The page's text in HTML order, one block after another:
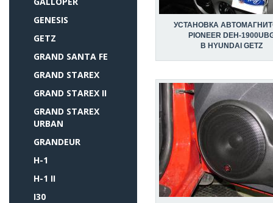
GENESIS
GETZ
GRAND SANTA FE
GRAND STAREX
GRAND STAREX II
GRAND STAREX
URBAN
GRANDEUR
H-1
H-1 II
I30
УСТАНОВКА
PIONEER DEH-
В HYUNDAI GETZ